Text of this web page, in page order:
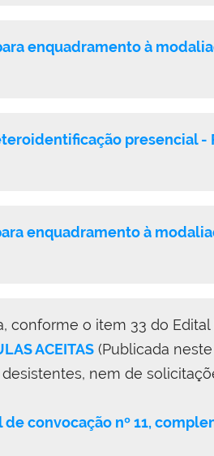
enquadramento à
presencial -
enquadramento à
conforme o item 33 do
ACEITAS (Publicada
nem de
convocação nº 11,